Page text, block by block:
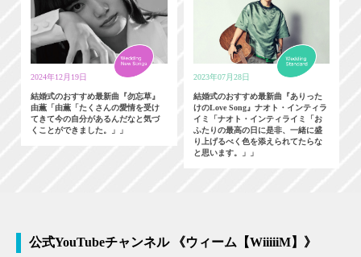
2024年12月19日
結婚式のおすすめ最新曲『勿忘草』
由薫「由薫「たくさんの愛情を受け
てきて今の自分があるんだなと気づ
くことができました。」」
2023年07月28日
結婚式のおすすめ最新曲『ありった
けのLove Song』ナオト・インティラ
イミ「ナオト・インティライミ「お
ふたりの最高の日に是非、一緒に盛
り上げるべく色を添えられてたらな
と思います。」」
公式YouTubeチャンネル 《ウィーム【WiiiiiM】》